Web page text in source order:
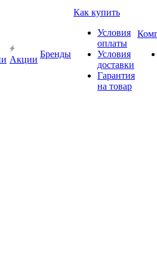
Акции
Бренды
Как купить
Условия
оплаты
Условия
доставки
Гарантия
на товар